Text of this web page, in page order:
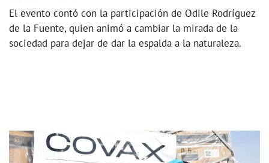
El evento contó con la participación de Odile Rodríguez
de la Fuente, quien animó a cambiar la mirada de la
sociedad para dejar de dar la espalda a la naturaleza.